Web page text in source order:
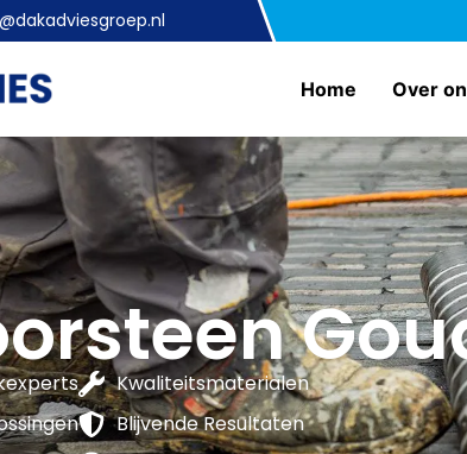
Home Over
Kwaliteitsmaterialen
Blijvende Resultaten